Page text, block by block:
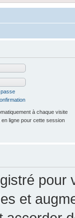
passe
à chaque visite
ligne pour cette session
pour
et